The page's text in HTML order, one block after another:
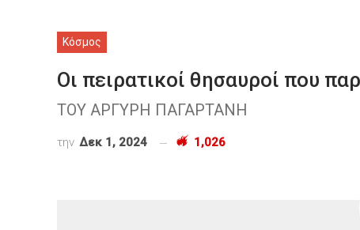
Κόσμος
Οι πειρατικοί θησαυροί που
ΤΟΥ ΑΡΓΥΡΗ ΠΑΓΑΡΤΑΝΗ
την Δεκ 1, 2024 1,026